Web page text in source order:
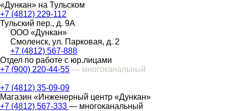
«Дункан» на Тульском
+7 (4812) 229-112
Тульский пер., д. 9А
ООО «Дункан»
Смоленск, ул. Парковая, д. 2
+7 (4812) 567-888
Отдел по работе с юр.лицами
+7 (900) 220-44-55 — многоканальный
+7 (4812) 35-09-09
Магазин «Инженерный центр «Дункан»
+7 (4812) 567-333 — многоканальный